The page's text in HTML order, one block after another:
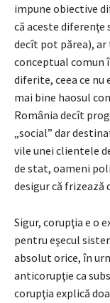
impune obiective
că aceste
decît pot părea),
conceptual comun
diferite, ceea ce nu
mai bine haosul
România decît
„social” dar
vile unei clientele
de stat, oameni
desigur că frizează
Sigur, corupţia e o
pentru eşecul
absolut orice, în
anticorupţie ca
corupţia explică